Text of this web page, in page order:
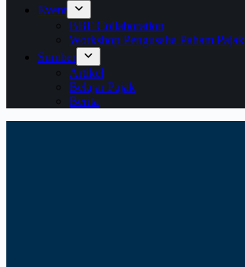
Event
BBF Collaboration
Workshop Pengusaha Paham Pajak
Sumber
Artikel
Belajar Pajak
Berita